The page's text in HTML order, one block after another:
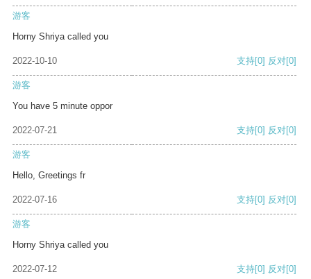
游客
Horny Shriya called you
2022-10-10 支持[0] 反对[0]
游客
You have 5 minute oppor
2022-07-21 支持[0] 反对[0]
游客
Hello, Greetings fr
2022-07-16 支持[0] 反对[0]
游客
Horny Shriya called you
2022-07-12 支持[0] 反对[0]